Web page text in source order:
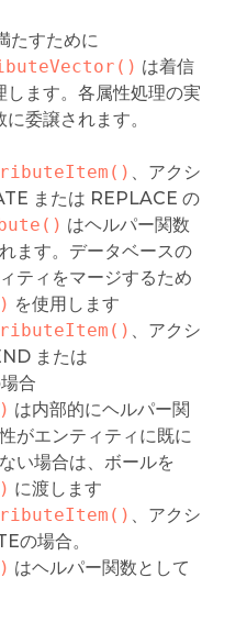
たすために
は着信
ます。各属性処理の実
委譲されます。
、アクシ
または REPLACE の
はヘルパー関数
ます。データベースの
ティをマージするため
を使用します
、アクシ
または
合
は内部的にヘルパー関
がエンティティに既に
い場合は、ボールを
に渡します
、アクシ
の場合。
はヘルパー関数として